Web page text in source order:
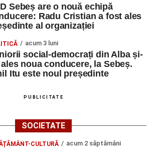
Sebeș are o nouă echipă
Radu Cristian a fost ales
al organizației
acum 3 luni
social-democrați din Alba și-
noua conducere, la Sebeș.
Itu este noul președinte
PUBLICITATE
SOCIETATE
CULTURĂ acum 2 săptămâni